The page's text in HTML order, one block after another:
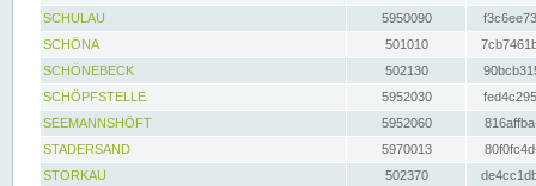
SCHULAU
5950090
SCHÖNA
501010
SCHÖNEBECK
502130
SCHÖPFSTELLE
5952030
SEEMANNSHÖFT
5952060
STADERSAND
5970013
STORKAU
502370